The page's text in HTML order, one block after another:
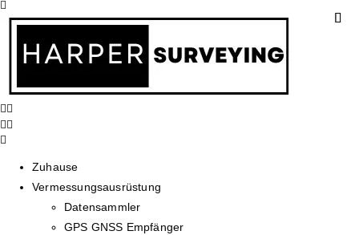
Zuhause
Vermessungsausrüstung
Datensammler
GPS GNSS Empfänger